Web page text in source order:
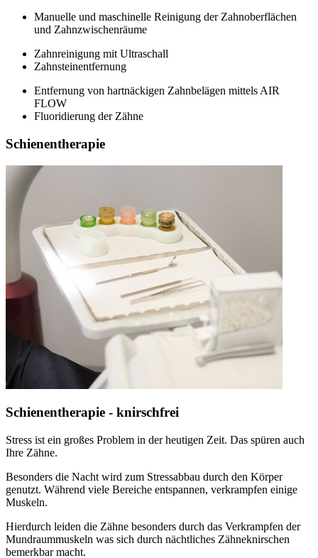
Manuelle und maschinelle Reinigung der Zahnoberflächen
und Zahnzwischenräume
Zahnreinigung mit Ultraschall
Zahnsteinentfernung
Entfernung von hartnäckigen Zahnbelägen mittels AIR
FLOW
Fluoridierung der Zähne
Schienentherapie
Schienentherapie - knirschfrei
Stress ist ein großes Problem in der heutigen Zeit. Das spüren auch
Ihre Zähne.
Besonders die Nacht wird zum Stressabbau durch den Körper
genutzt. Während viele Bereiche entspannen, verkrampfen einige
Muskeln.
Hierdurch leiden die Zähne besonders durch das Verkrampfen der
Mundraummuskeln was sich durch nächtliches Zähneknirschen
bemerkbar macht.